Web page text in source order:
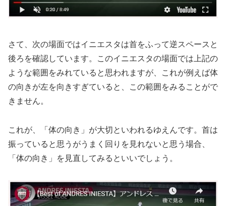
さて、次の場面ではイニエスタは首をふって逆スペースと
後ろを確認しています。このイニエスタの場面では上記の
ような範囲をみれていると思われますが、これが例えば体
の向きが左を向きすぎていると、この範囲をみることがで
きません。
これが、「体の向き」が大切といわれるゆえんです。首は
振っていると思うがうまく回りを見れないと思う場合、
「体の向き」を見直してみるといいでしょう。